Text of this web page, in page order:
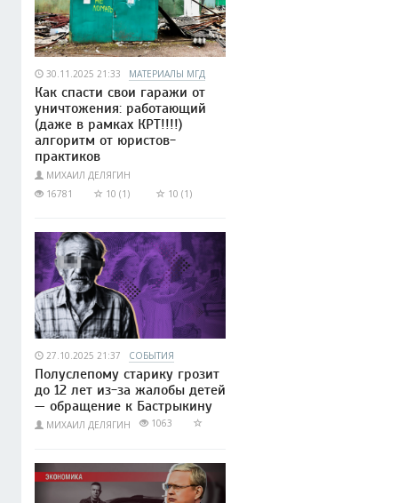
30.11.2025 21:33 МАТЕРИАЛЫ МГД
Как спасти свои гаражи от
уничтожения: работающий
(даже в рамках КРТ!!!!)
алгоритм от юристов-
практиков
МИХАИЛ ДЕЛЯГИН
16781
10 (1) 10 (1)
27.10.2025 21:37 СОБЫТИЯ
Полуслепому старику грозит
до 12 лет из-за жалобы детей
— обращение к Бастрыкину
МИХАИЛ ДЕЛЯГИН 1063